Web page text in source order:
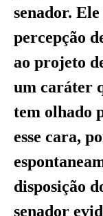
senador.
percepção
ao projeto
um caráter
tem olhado
esse cara,
disposição
senador